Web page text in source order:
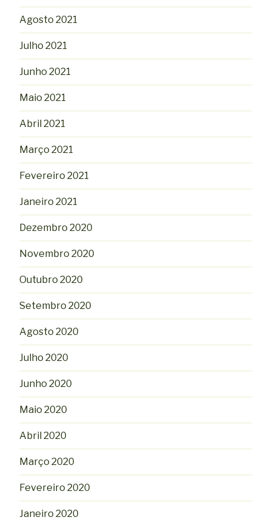
Agosto 2021
Julho 2021
Junho 2021
Maio 2021
Abril 2021
Março 2021
Fevereiro 2021
Janeiro 2021
Dezembro 2020
Novembro 2020
Outubro 2020
Setembro 2020
Agosto 2020
Julho 2020
Junho 2020
Maio 2020
Abril 2020
Março 2020
Fevereiro 2020
Janeiro 2020